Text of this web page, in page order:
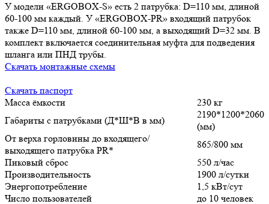
У модели «ERGOBOX-S» есть 2 патрубка: D=110 мм, длиной
60-100 мм каждый. У «ERGOBOX-PR» входящий патрубок
также D=110 мм, длиной 60-100 мм, а выходящий D=32 мм. В
комплект включается соединительная муфта для подведения
шланга или ПНД трубы.
Скачать монтажные схемы
Скачать паспорт
Масса ёмкости
230 кг
Габариты с патрубками (Д*Ш*В в мм)
2190*1200*2060
(мм)
От верха горловины до входящего/
выходящего патрубка PR*
865/800 мм
Пиковый сброс
550 л/час
Производительность
1900 л/сутки
Энергопотребление
1,5 кВт/сут
Число пользователей
до 10 человек